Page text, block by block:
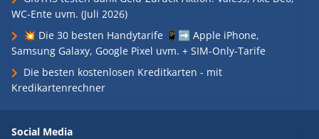
WC-Ente uvm. (Juli 2026)
💥 Die 30 besten Handytarife 📱➡️ Apple iPhone,
Samsung Galaxy, Google Pixel uvm. + SIM-Only-Tarife
Die besten kostenlosen Kreditkarten - mit
Kredikartenrechner
Social Media